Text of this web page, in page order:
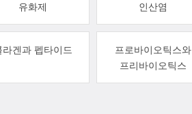
유화제 인산염
라겐과 펩타이드
프로바이오틱스와
프리바이오틱스